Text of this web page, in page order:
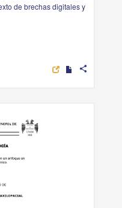
de brechas digitales y
share